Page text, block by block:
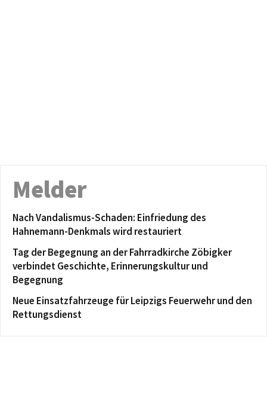
Melder
Nach Vandalismus-Schaden: Einfriedung des
Hahnemann-Denkmals wird restauriert
Tag der Begegnung an der Fahrradkirche Zöbigker
verbindet Geschichte, Erinnerungskultur und
Begegnung
Neue Einsatzfahrzeuge für Leipzigs Feuerwehr und den
Rettungsdienst